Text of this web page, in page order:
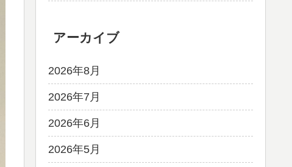
アーカイブ
2026年8月
2026年7月
2026年6月
2026年5月